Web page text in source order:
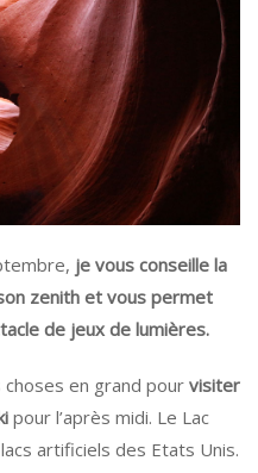
je vous conseille la
zenith et vous permet
de jeux de lumières.
choses en grand pour visiter
pour l’après midi. Le Lac
artificiels des Etats Unis.